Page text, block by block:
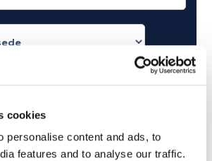
cookies
personalise content and ads, to
features and to analyse our traffic.
a inglese nel mondo del lavoro
e new sulla lingua inglese